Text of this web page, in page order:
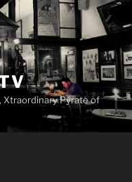
Xtraordinary Pyrate of